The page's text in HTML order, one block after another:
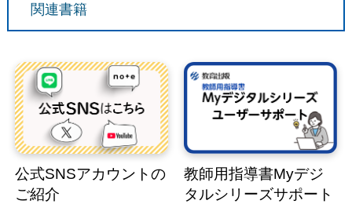
関連書籍
公式SNSアカウントの
ご紹介
教師用指導書Myデジ
タルシリーズサポート